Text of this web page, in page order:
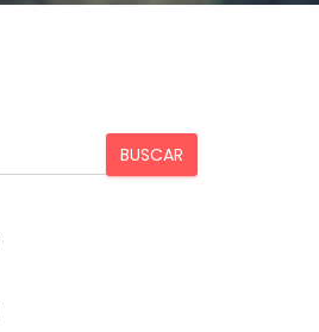
BUSCAR